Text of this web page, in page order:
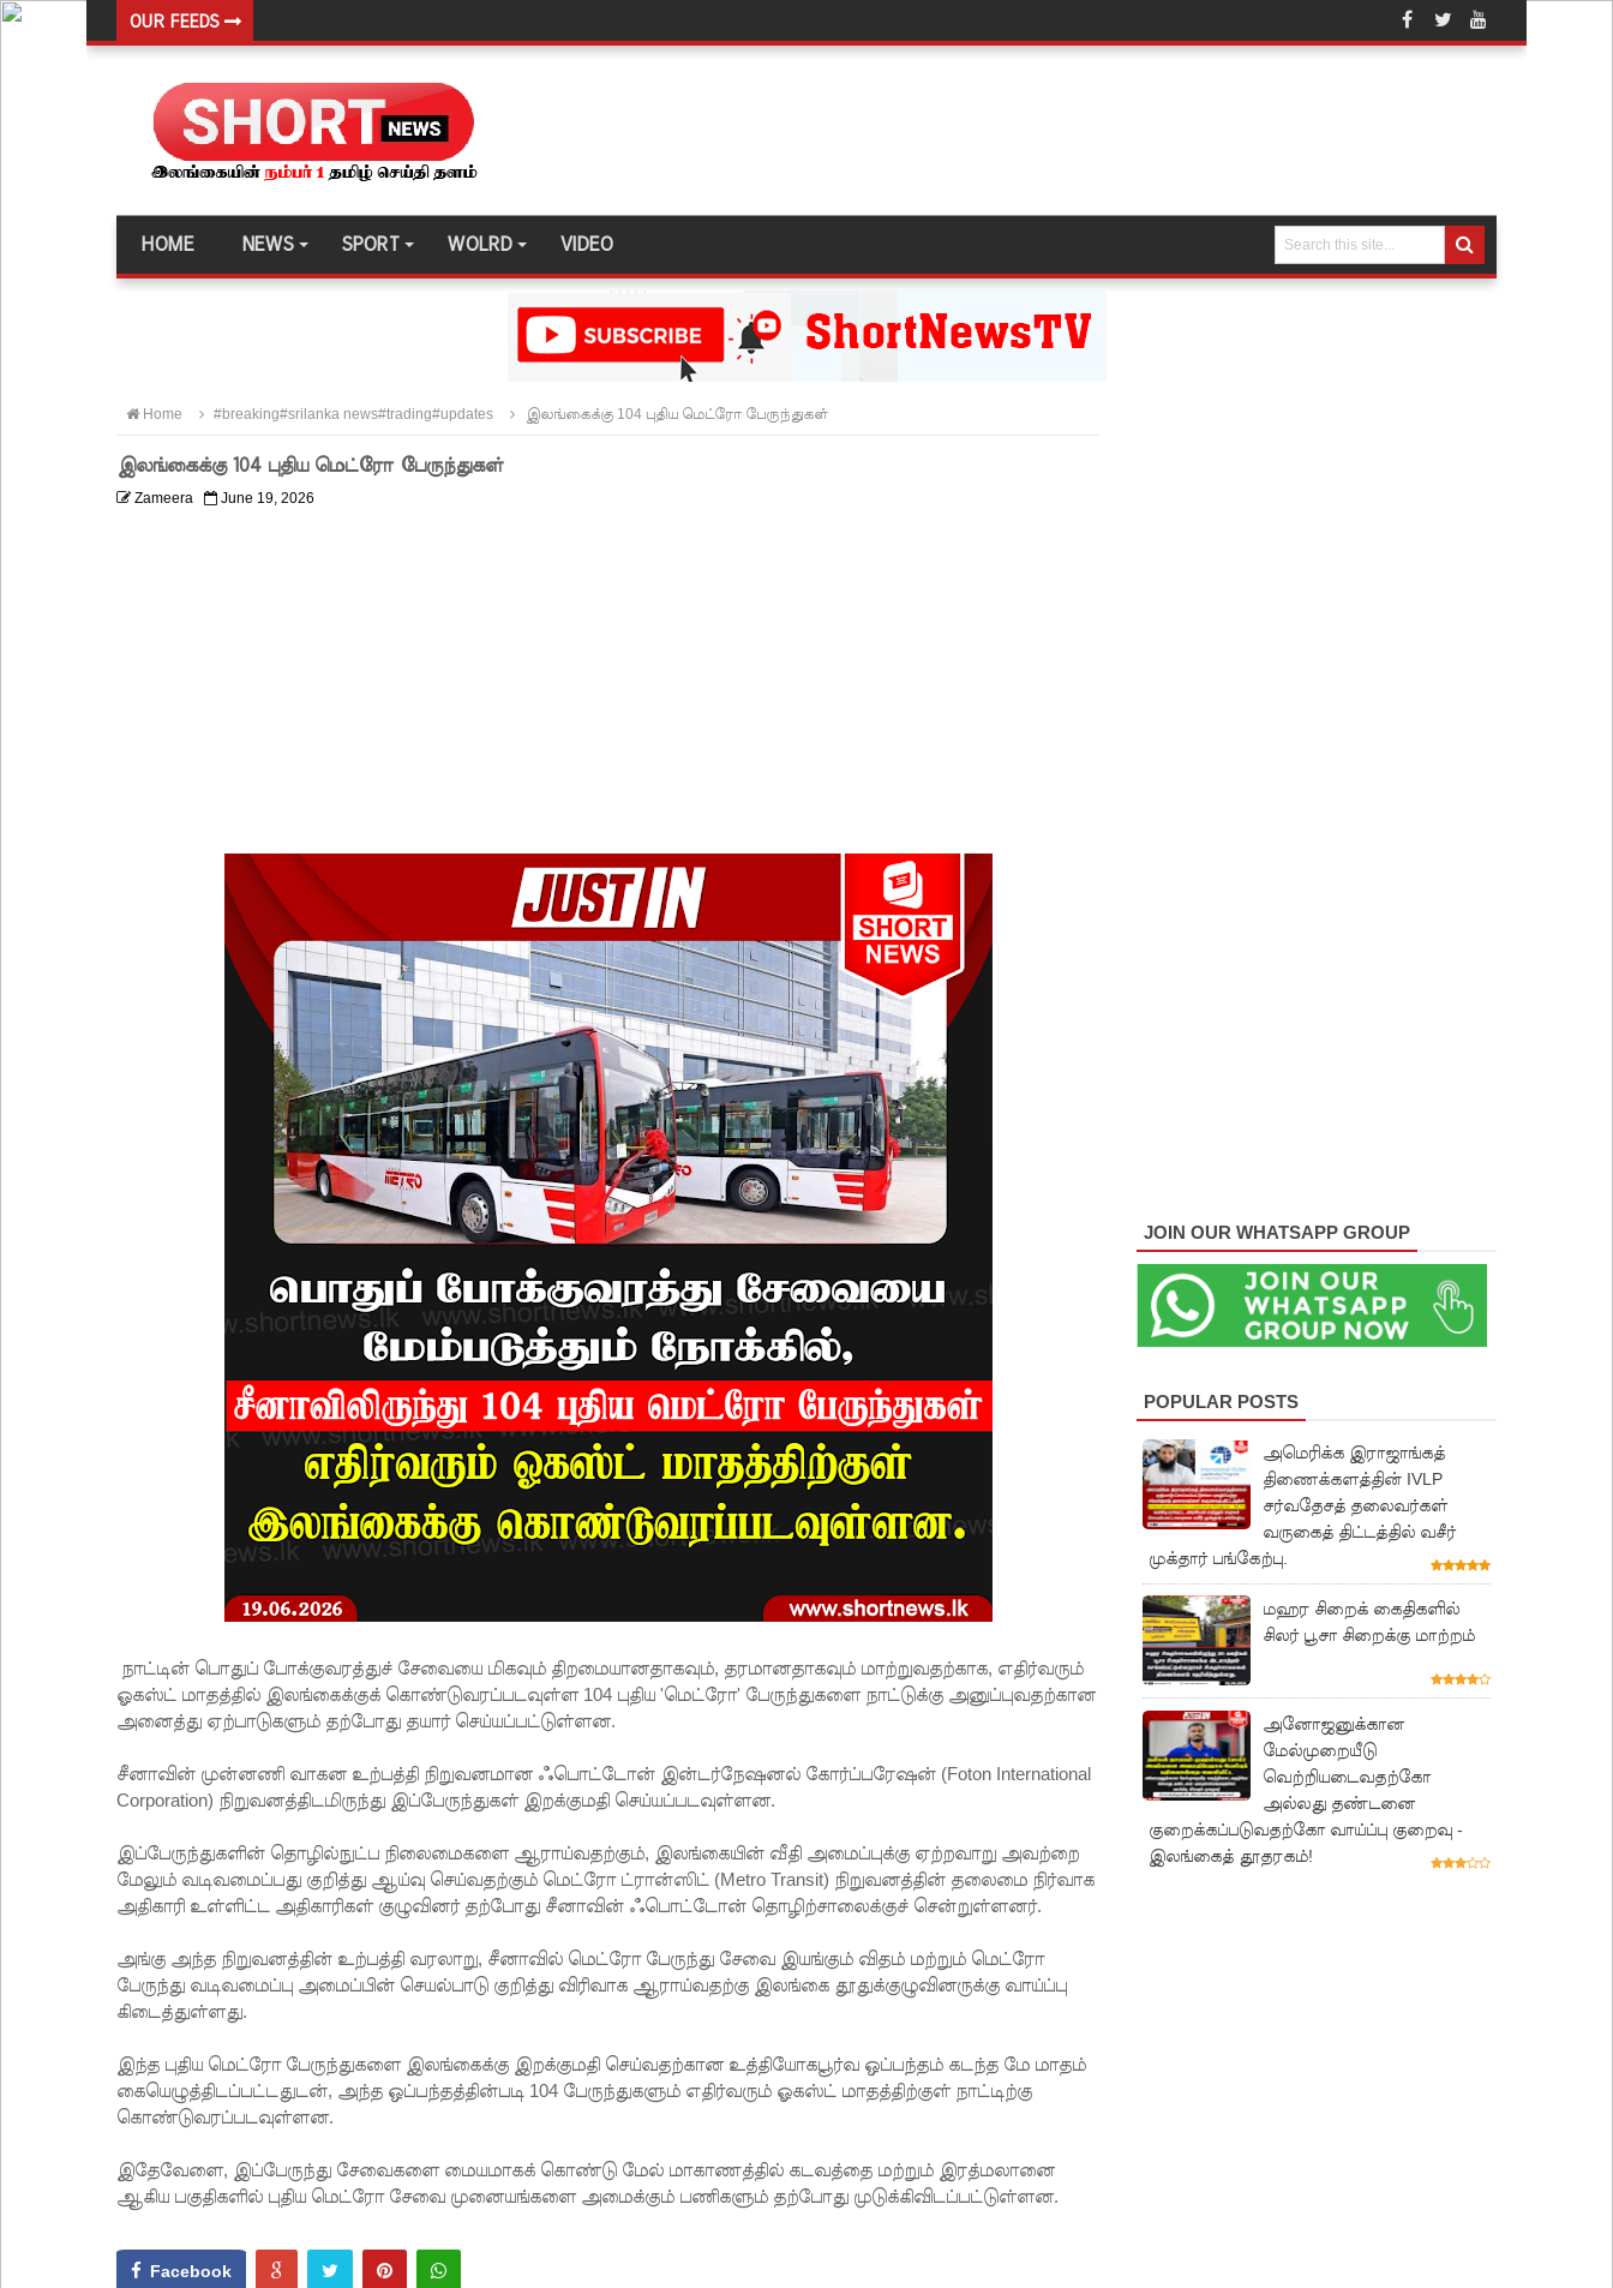
OUR FEEDS
சிறுவர்களின் கற்பனைக்கு சிறகூட்டும் “இளஞ்சிறகுகள்” – சிமாரா அலியின் சிறுவர் கதை நூல் ஆகஸ்ட் 15 வெளியீடு!
மகசின் சிறைக்குள் போதைப்பொருள் வீச முயன்ற இருவர் கைது!
எரிபொருள் விலை உயர்வுக்கு எதிராக போராட்டம்!
டெங்கு மரணங்களின் எண்ணிக்கை 64 ஆக அதிகரிப்பு!
நாடாளுமன்ற உறுப்பினர்களின் சம்பளம் உயர்த்தப்படவில்லை: எரிபொருள் கொடுப்பனவே திருத்தப்பட்டது!
HOME NEWS SPORT WOLRD VIDEO
Home #breaking#srilanka news#trading#updates இலங்கைக்கு 104 புதிய மெட்ரோ பேருந்துகள்
இலங்கைக்கு 104 புதிய மெட்ரோ பேருந்துகள்
Zameera June 19, 2026
நாட்டின் பொதுப் போக்குவரத்துச் சேவையை மிகவும் திறமையானதாகவும், தரமானதாகவும் மாற்றுவதற்காக, எதிர்வரும்
ஓகஸ்ட் மாதத்தில் இலங்கைக்குக் கொண்டுவரப்படவுள்ள 104 புதிய 'மெட்ரோ' பேருந்துகளை நாட்டுக்கு அனுப்புவதற்கான
அனைத்து ஏற்பாடுகளும் தற்போது தயார் செய்யப்பட்டுள்ளன.
சீனாவின் முன்னணி வாகன உற்பத்தி நிறுவனமான ஃபொட்டோன் இன்டர்நேஷனல் கோர்ப்பரேஷன் (Foton International
Corporation) நிறுவனத்திடமிருந்து இப்பேருந்துகள் இறக்குமதி செய்யப்படவுள்ளன.
இப்பேருந்துகளின் தொழில்நுட்ப நிலைமைகளை ஆராய்வதற்கும், இலங்கையின் வீதி அமைப்புக்கு ஏற்றவாறு அவற்றை
மேலும் வடிவமைப்பது குறித்து ஆய்வு செய்வதற்கும் மெட்ரோ ட்ரான்ஸிட் (Metro Transit) நிறுவனத்தின் தலைமை நிர்வாக
அதிகாரி உள்ளிட்ட அதிகாரிகள் குழுவினர் தற்போது சீனாவின் ஃபொட்டோன் தொழிற்சாலைக்குச் சென்றுள்ளனர்.
அங்கு அந்த நிறுவனத்தின் உற்பத்தி வரலாறு, சீனாவில் மெட்ரோ பேருந்து சேவை இயங்கும் விதம் மற்றும் மெட்ரோ
பேருந்து வடிவமைப்பு அமைப்பின் செயல்பாடு குறித்து விரிவாக ஆராய்வதற்கு இலங்கை தூதுக்குழுவினருக்கு வாய்ப்பு
கிடைத்துள்ளது.
இந்த புதிய மெட்ரோ பேருந்துகளை இலங்கைக்கு இறக்குமதி செய்வதற்கான உத்தியோகபூர்வ ஒப்பந்தம் கடந்த மே மாதம்
கையெழுத்திடப்பட்டதுடன், அந்த ஒப்பந்தத்தின்படி 104 பேருந்துகளும் எதிர்வரும் ஓகஸ்ட் மாதத்திற்குள் நாட்டிற்கு
கொண்டுவரப்படவுள்ளன.
இதேவேளை, இப்பேருந்து சேவைகளை மையமாகக் கொண்டு மேல் மாகாணத்தில் கடவத்தை மற்றும் இரத்மலானை
ஆகிய பகுதிகளில் புதிய மெட்ரோ சேவை முனையங்களை அமைக்கும் பணிகளும் தற்போது முடுக்கிவிடப்பட்டுள்ளன.
Facebook
JOIN OUR WHATSAPP GROUP
POPULAR POSTS
அமெரிக்க இராஜாங்கத்
திணைக்களத்தின் IVLP
சர்வதேசத் தலைவர்கள்
வருகைத் திட்டத்தில் வசீர்
முக்தார் பங்கேற்பு.
மஹர சிறைக் கைதிகளில்
சிலர் பூசா சிறைக்கு மாற்றம்
அனோஜனுக்கான
மேல்முறையீடு
வெற்றியடைவதற்கோ
அல்லது தண்டனை
குறைக்கப்படுவதற்கோ வாய்ப்பு குறைவு -
இலங்கைத் தூதரகம்!